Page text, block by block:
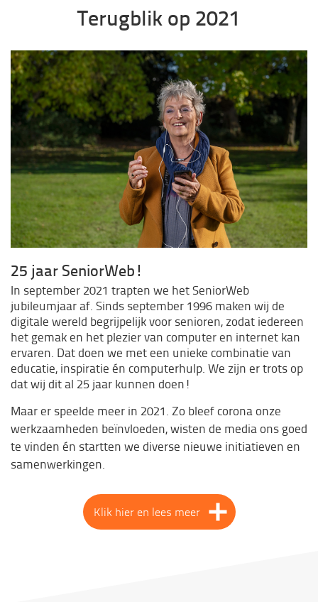
Terugblik op 2021
25 jaar SeniorWeb!
In september 2021 trapten we het SeniorWeb
jubileumjaar af. Sinds september 1996 maken wij de
digitale wereld begrijpelijk voor senioren, zodat iedereen
het gemak en het plezier van computer en internet kan
ervaren. Dat doen we met een unieke combinatie van
educatie, inspiratie én computerhulp. We zijn er trots op
dat wij dit al 25 jaar kunnen doen!
Maar er speelde meer in 2021. Zo bleef corona onze
werkzaamheden beïnvloeden, wisten de media ons goed
te vinden én startten we diverse nieuwe initiatieven en
samenwerkingen.
Klik hier en lees meer